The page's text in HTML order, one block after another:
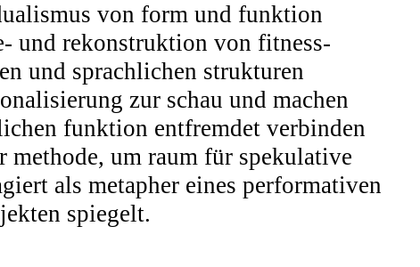
von form und funktion
und rekonstruktion von fitness-
und sprachlichen strukturen
zur schau und machen
funktion entfremdet verbinden
um raum für spekulative
als metapher eines performativen
spiegelt.